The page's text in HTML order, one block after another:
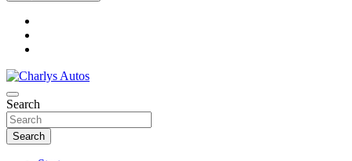
Charlys Autos
Das neue Automagazin – global. regional. informativ. interaktiv
Search
Search